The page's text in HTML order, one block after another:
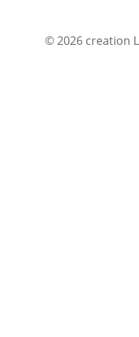
© 2026 creation L